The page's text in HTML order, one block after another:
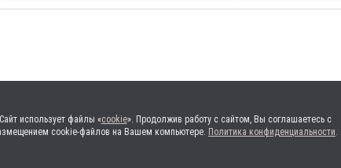
Сайт использует файлы «cookie». Продолжив работу с сайтом, Вы соглашаетесь с
cookie-файлов на Вашем компьютере. Политика конфиденциальности